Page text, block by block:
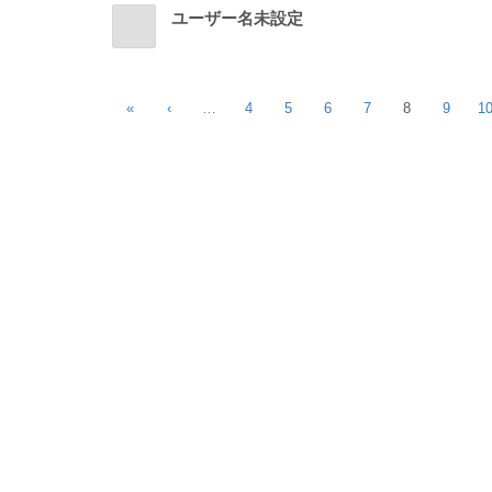
ユーザー名未設定
« ‹ … 4 5 6 7 8 9 10